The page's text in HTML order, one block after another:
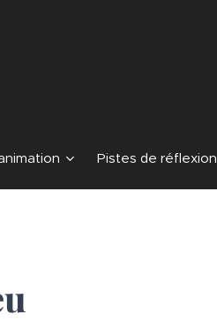
Pistes de réflexion